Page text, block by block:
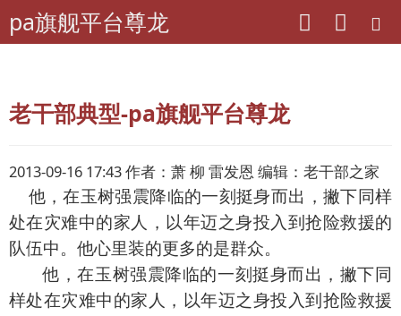
pa旗舰平台尊龙
pa旗舰平台尊龙 老年期刊联盟
老干部典型-pa旗舰平台尊龙
2013-09-16 17:43 作者：萧 柳 雷发恩 编辑：老干部之家
他，在玉树强震降临的一刻挺身而出，撇下同样
处在灾难中的家人，以年迈之身投入到抢险救援的
队伍中。他心里装的更多的是群众。
他，在玉树强震降临的一刻挺身而出，撇下同
样处在灾难中的家人，以年迈之身投入到抢险救援